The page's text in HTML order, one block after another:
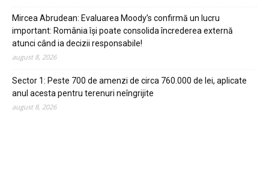
Mircea Abrudean: Evaluarea Moody’s confirmă un lucru
important: România își poate consolida încrederea externă
atunci când ia decizii responsabile!
august 8, 2026
Sector 1: Peste 700 de amenzi de circa 760.000 de lei, aplicate
anul acesta pentru terenuri neîngrijite
august 8, 2026